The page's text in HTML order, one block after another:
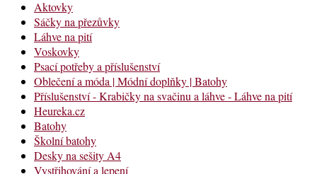
Aktovky
Sáčky na přezůvky
Láhve na pití
Voskovky
Psací potřeby a příslušenství
Oblečení a móda | Módní doplňky | Batohy
Příslušenství - Krabičky na svačinu a láhve - Láhve na pití
Heureka.cz
Batohy
Školní batohy
Desky na sešity A4
Vystřihování a lepení